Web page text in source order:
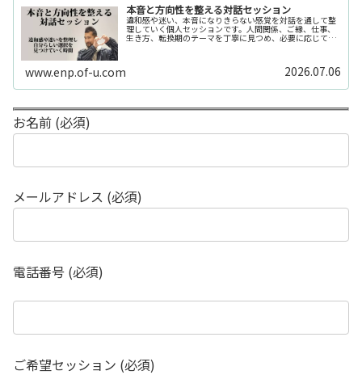
本音と方向性を整える対話セッション
違和感や迷い、本音になりきらない感覚を対話を通して整
理していく個人セッションです。人間関係、ご縁、仕事、
生き方、転換期のテーマを丁寧に見つめ、必要に応じてカ
ードや感性の視点も補助的に用います。
www.enp.of-u.com 2026.07.06
お名前 (必須)
メールアドレス (必須)
電話番号 (必須)
ご希望セッション (必須)